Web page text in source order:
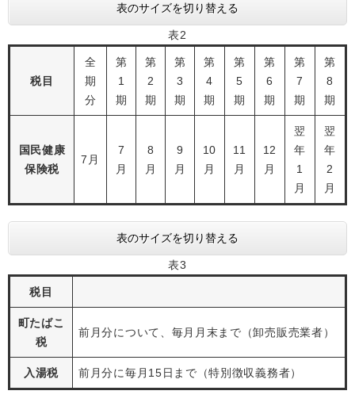
表のサイズを切り替える
表2
税目
全
期
分
第
1
期
第
2
期
第
3
期
第
4
期
第
5
期
第
6
期
第
7
期
第
8
期
国民健康
保険税
7月
7
月
8
月
9
月
10
月
11
月
12
月
翌
年
1
月
翌
年
2
月
表のサイズを切り替える
表3
税目
町たばこ
税
前月分について、毎月月末まで（卸売販売業者）
入湯税 前月分に毎月15日まで（特別徴収義務者）